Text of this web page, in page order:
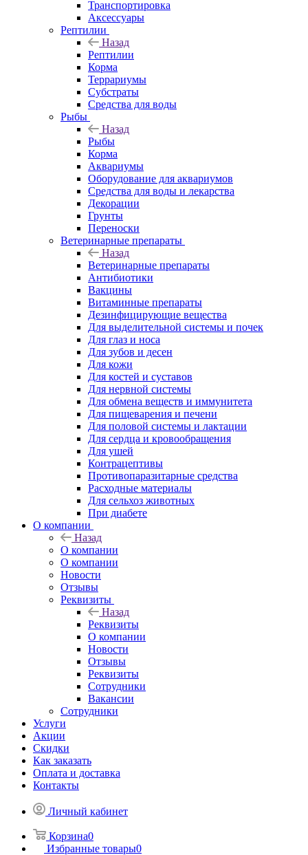
Транспортировка
Аксессуары
Рептилии
Назад
Рептилии
Корма
Террариумы
Субстраты
Средства для воды
Рыбы
Назад
Рыбы
Корма
Аквариумы
Оборудование для аквариумов
Средства для воды и лекарства
Декорации
Грунты
Переноски
Ветеринарные препараты
Назад
Ветеринарные препараты
Антибиотики
Вакцины
Витаминные препараты
Дезинфицирующие вещества
Для выделительной системы и почек
Для глаз и носа
Для зубов и десен
Для кожи
Для костей и суставов
Для нервной системы
Для обмена веществ и иммунитета
Для пищеварения и печени
Для половой системы и лактации
Для сердца и кровообращения
Для ушей
Контрацептивы
Противопаразитарные средства
Расходные материалы
Для сельхоз животных
При диабете
О компании
Назад
О компании
О компании
Новости
Отзывы
Реквизиты
Назад
Реквизиты
О компании
Новости
Отзывы
Реквизиты
Сотрудники
Вакансии
Сотрудники
Услуги
Акции
Скидки
Как заказать
Оплата и доставка
Контакты
Личный кабинет
Корзина0
Избранные товары0